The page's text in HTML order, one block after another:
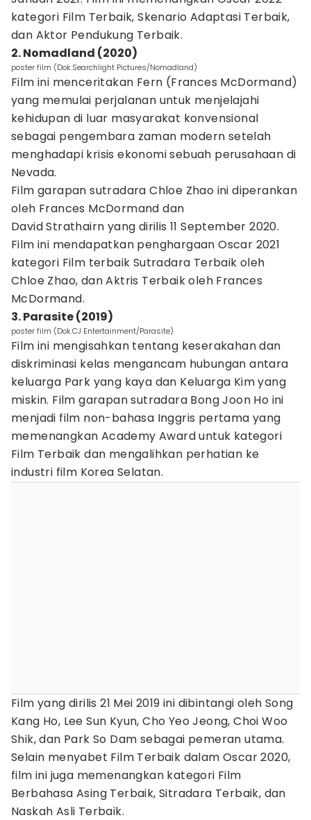
kategori Film Terbaik, Skenario Adaptasi Terbaik,
dan Aktor Pendukung Terbaik.
2. Nomadland (2020)
poster film (Dok.Searchlight Pictures/Nomadland)
Film ini menceritakan Fern (Frances McDormand)
yang memulai perjalanan untuk menjelajahi
kehidupan di luar masyarakat konvensional
sebagai pengembara zaman modern setelah
menghadapi krisis ekonomi sebuah perusahaan di
Nevada.
Film garapan sutradara Chloe Zhao ini diperankan
oleh Frances McDormand dan
David Strathairn yang dirilis 11 September 2020.
Film ini mendapatkan penghargaan Oscar 2021
kategori Film terbaik Sutradara Terbaik oleh
Chloe Zhao, dan Aktris Terbaik oleh Frances
McDormand.
3. Parasite (2019)
poster film (Dok.CJ Entertainment/Parasite)
Film ini mengisahkan tentang keserakahan dan
diskriminasi kelas mengancam hubungan antara
keluarga Park yang kaya dan Keluarga Kim yang
miskin. Film garapan sutradara Bong Joon Ho ini
menjadi film non-bahasa Inggris pertama yang
memenangkan Academy Award untuk kategori
Film Terbaik dan mengalihkan perhatian ke
industri film Korea Selatan.
Film yang dirilis 21 Mei 2019 ini dibintangi oleh Song
Kang Ho, Lee Sun Kyun, Cho Yeo Jeong, Choi Woo
Shik, dan Park So Dam sebagai pemeran utama.
Selain menyabet Film Terbaik dalam Oscar 2020,
film ini juga memenangkan kategori Film
Berbahasa Asing Terbaik, Sitradara Terbaik, dan
Naskah Asli Terbaik.